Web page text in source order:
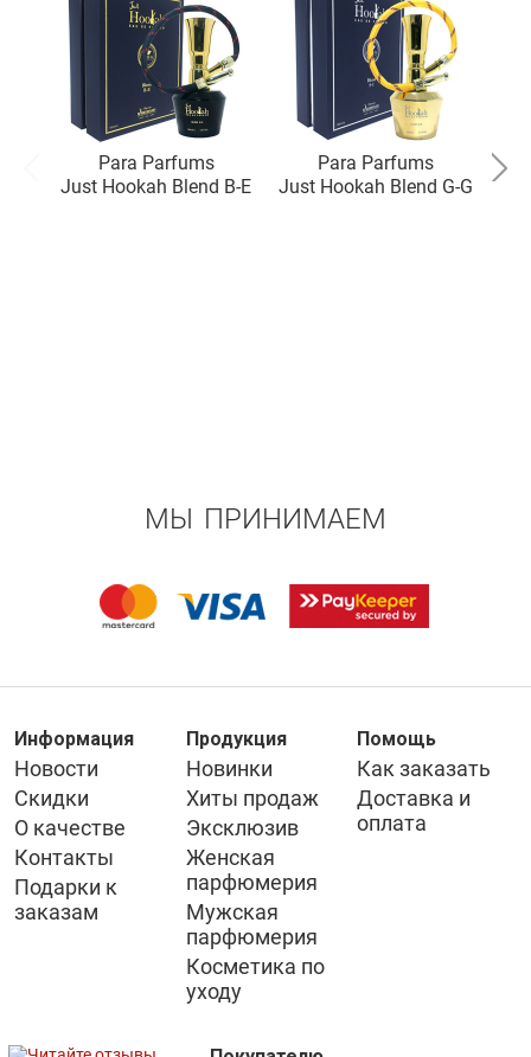
Para Parfums
Just Hookah Blend B-E
Para Parfums
Just Hookah Blend G-G
МЫ ПРИНИМАЕМ
Информация
Новости
Скидки
О качестве
Контакты
Подарки к
заказам
Продукция
Новинки
Хиты продаж
Эксклюзив
Женская
парфюмерия
Мужская
парфюмерия
Косметика по
уходу
Помощь
Как заказать
Доставка и
оплата